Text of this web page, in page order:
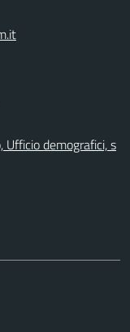
Ufficio demografici, s